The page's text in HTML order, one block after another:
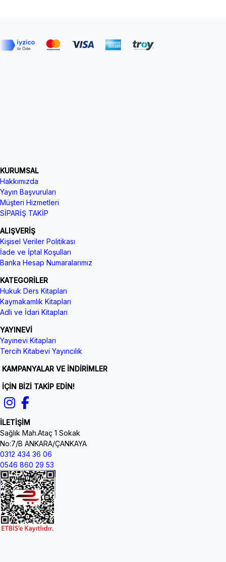
KURUMSAL
Hakkımızda
Yayın Başvuruları
Müşteri Hizmetleri
SİPARİŞ TAKİP
ALIŞVERİŞ
Kişisel Veriler Politikası
İade ve İptal Koşulları
Banka Hesap Numaralarımız
KATEGORİLER
Hukuk Ders Kitapları
Kaymakamlık Kitapları
Adli ve İdari Kitapları
YAYINEVİ
Yayınevi Kitapları
Tercih Kitabevi Yayıncılık
KAMPANYALAR VE İNDİRİMLER
İÇİN BİZİ TAKİP EDİN!
İLETİŞİM
Sağlık Mah.Ataç 1 Sokak
No:7/B ANKARA/ÇANKAYA
0312 434 36 06
0546 860 29 53